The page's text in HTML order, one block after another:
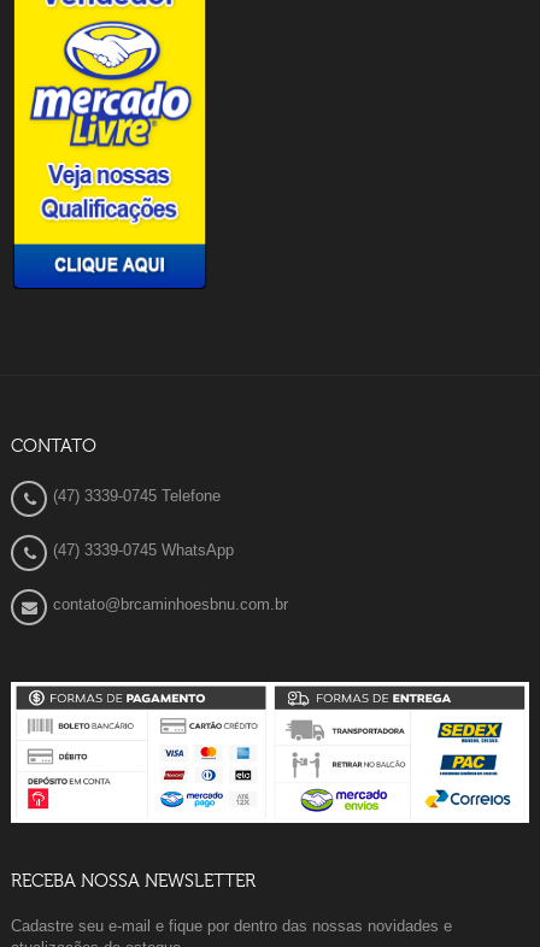
CONTATO
(47) 3339-0745 Telefone
(47) 3339-0745 WhatsApp
contato@brcaminhoesbnu.com.br
RECEBA NOSSA NEWSLETTER
Cadastre seu e-mail e fique por dentro das nossas novidades e